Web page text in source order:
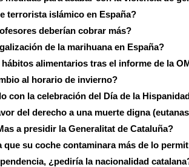
terrorista islámico en España?
deberían cobrar más?
de la marihuana en España?
alimentarios tras el informe de la
al horario de invierno?
con la celebración del Día de la
del derecho a una muerte digna
a presidir la Generalitat de Cataluña?
que su coche contaminara más de lo
¿pediría la nacionalidad